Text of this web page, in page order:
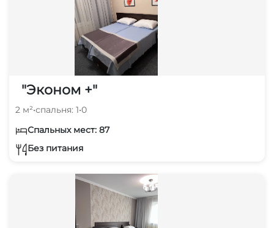
"Эконом +"
2 м²•спальня: 1•0
Спальных мест: 87
Без питания